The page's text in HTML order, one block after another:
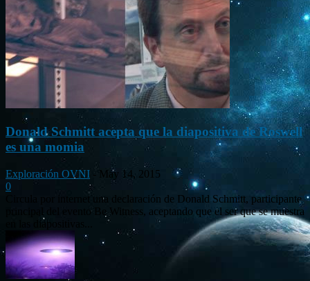
Donald Schmitt acepta que la diapositiva de Roswell
es una momia
Exploración OVNI -
May 14, 2015
0
Circula por internet una declaración de Donald Schmitt, participante
principal del evento Be Witness, aceptando que el ser que se muestra
en las diapositivas...